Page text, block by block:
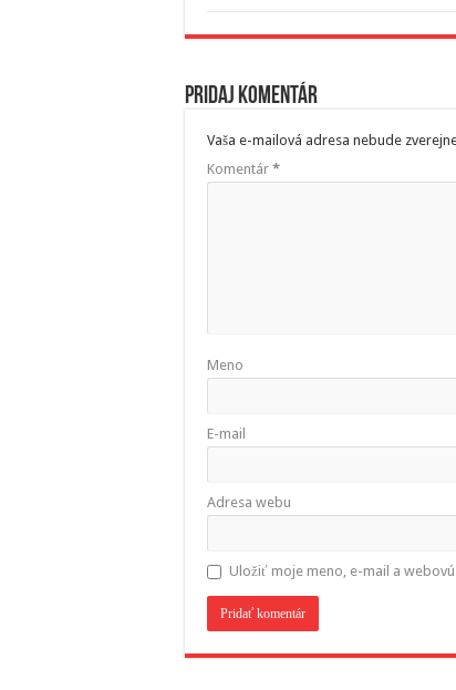
Pridaj komentár
Vaša e-mailová adresa nebude
Komentár *
Meno
E-mail
Adresa webu
Uložiť moje meno, e-mail a